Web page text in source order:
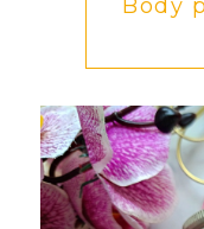
Body